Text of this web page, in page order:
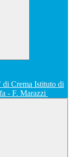
Istituto di
- F. Marazzi